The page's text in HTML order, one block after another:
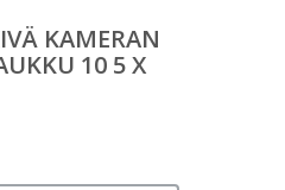
KAMERAN
10 5 X